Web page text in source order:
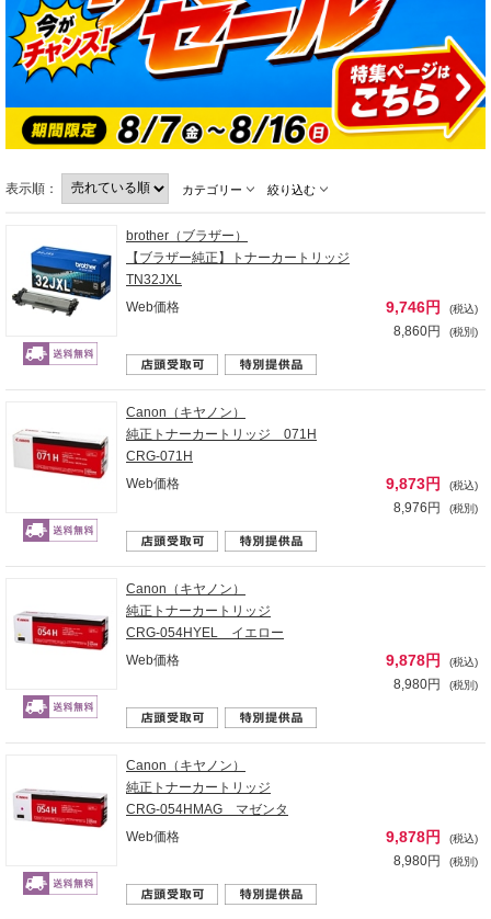
表示順： カテゴリー 絞り込む
brother（ブラザー）
【ブラザー純正】トナーカートリッジ
TN32JXL
Web価格
9,746円 (税込)
8,860円 (税別)
Canon（キヤノン）
純正トナーカートリッジ 071H
CRG-071H
Web価格
9,873円 (税込)
8,976円 (税別)
Canon（キヤノン）
純正トナーカートリッジ
CRG-054HYEL イエロー
Web価格
9,878円 (税込)
8,980円 (税別)
Canon（キヤノン）
純正トナーカートリッジ
CRG-054HMAG マゼンタ
Web価格
9,878円 (税込)
8,980円 (税別)